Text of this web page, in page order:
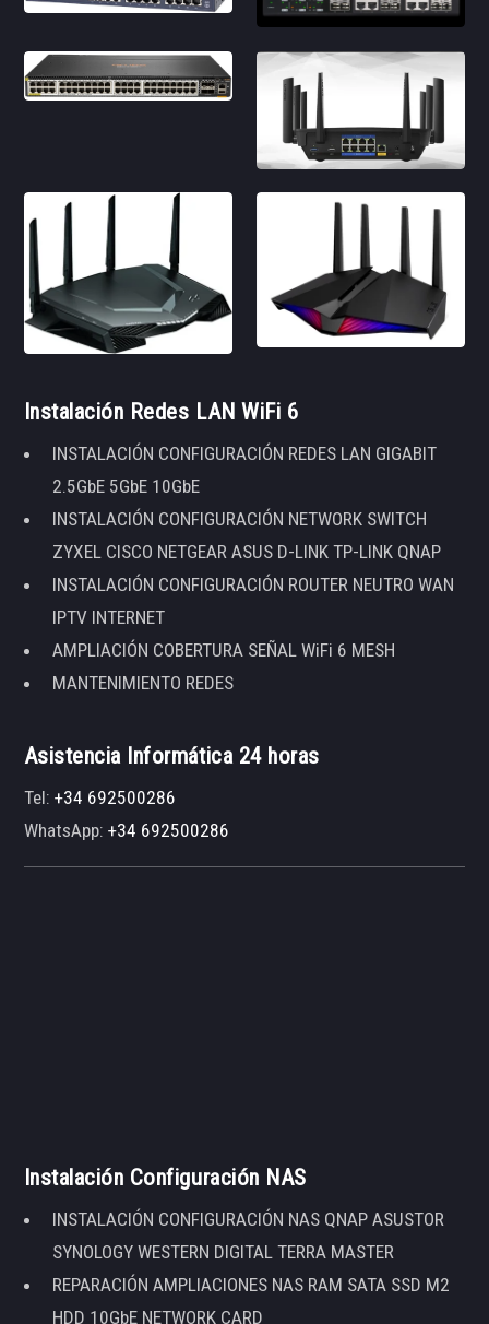
Instalación Redes LAN WiFi 6
INSTALACIÓN CONFIGURACIÓN REDES LAN GIGABIT
2.5GbE 5GbE 10GbE
INSTALACIÓN CONFIGURACIÓN NETWORK SWITCH
ZYXEL CISCO NETGEAR ASUS D-LINK TP-LINK QNAP
INSTALACIÓN CONFIGURACIÓN ROUTER NEUTRO WAN
IPTV INTERNET
AMPLIACIÓN COBERTURA SEÑAL WiFi 6 MESH
MANTENIMIENTO REDES
Asistencia Informática 24 horas
Tel:+34 692500286
WhatsApp:+34 692500286
Instalación Configuración NAS
INSTALACIÓN CONFIGURACIÓN NAS QNAP ASUSTOR
SYNOLOGY WESTERN DIGITAL TERRA MASTER
REPARACIÓN AMPLIACIONES NAS RAM SATA SSD M2
HDD 10GbE NETWORK CARD